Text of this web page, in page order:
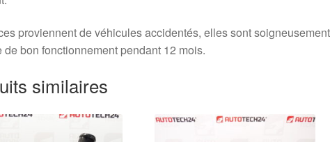
proviennent de véhicules accidentés, elles sont
de bon fonctionnement pendant 12 mois.
similaires